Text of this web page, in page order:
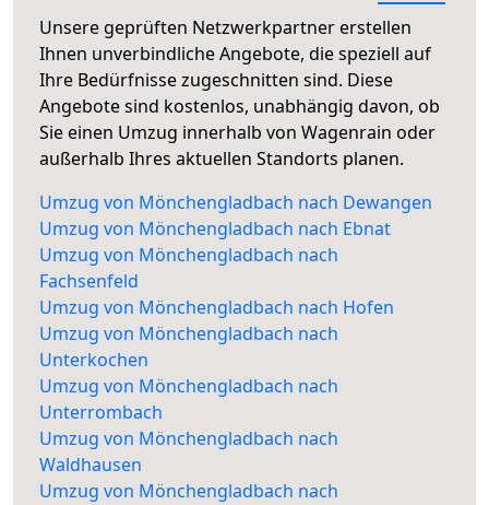
Unsere geprüften Netzwerkpartner erstellen
Ihnen unverbindliche Angebote, die speziell auf
Ihre Bedürfnisse zugeschnitten sind. Diese
Angebote sind kostenlos, unabhängig davon, ob
Sie einen Umzug innerhalb von Wagenrain oder
außerhalb Ihres aktuellen Standorts planen.
Umzug von Mönchengladbach nach Dewangen
Umzug von Mönchengladbach nach Ebnat
Umzug von Mönchengladbach nach
Fachsenfeld
Umzug von Mönchengladbach nach Hofen
Umzug von Mönchengladbach nach
Unterkochen
Umzug von Mönchengladbach nach
Unterrombach
Umzug von Mönchengladbach nach
Waldhausen
Umzug von Mönchengladbach nach